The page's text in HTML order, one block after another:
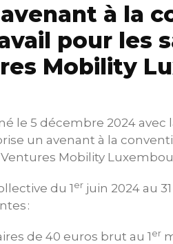
à la
pour les
Mobility
le 5 décembre 2024
un avenant à la
Mobility
du 1 er juin 2024 au
:
de 40 euros brut au 1 er